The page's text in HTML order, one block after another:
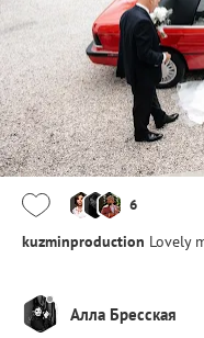
6
kuzminproduction Lovely
Алла Бресская